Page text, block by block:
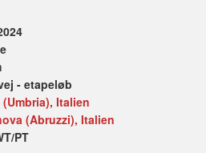
- etapeløb
Italien
(Abruzzi), Italien
PT